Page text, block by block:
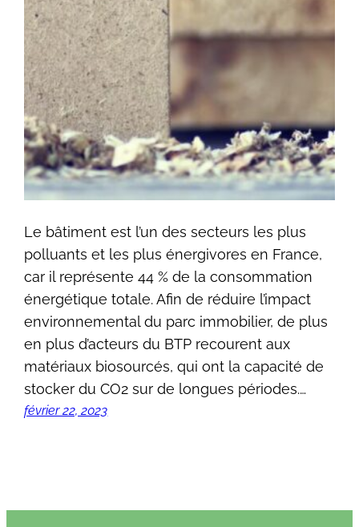
Le bâtiment est l’un des secteurs les plus
polluants et les plus énergivores en France,
car il représente 44 % de la consommation
énergétique totale. Afin de réduire l’impact
environnemental du parc immobilier, de plus
en plus d’acteurs du BTP recourent aux
matériaux biosourcés, qui ont la capacité de
stocker du CO2 sur de longues périodes.…
février 22, 2023